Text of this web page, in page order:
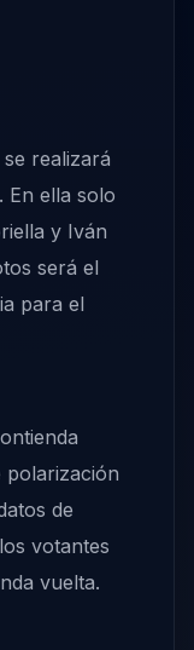
realizará
En ella solo
y Iván
será el
para el
de
votantes
vuelta.